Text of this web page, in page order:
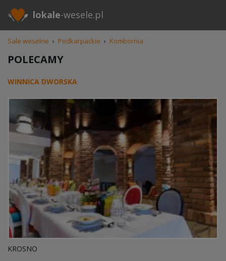
lokale-wesele.pl
Sale weselne › Podkarpackie › Kombornia
POLECAMY
WINNICA DWORSKA
KROSNO